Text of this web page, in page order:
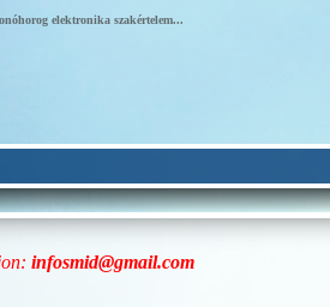
elektronika szakértelem...
infosmid@gmail.com